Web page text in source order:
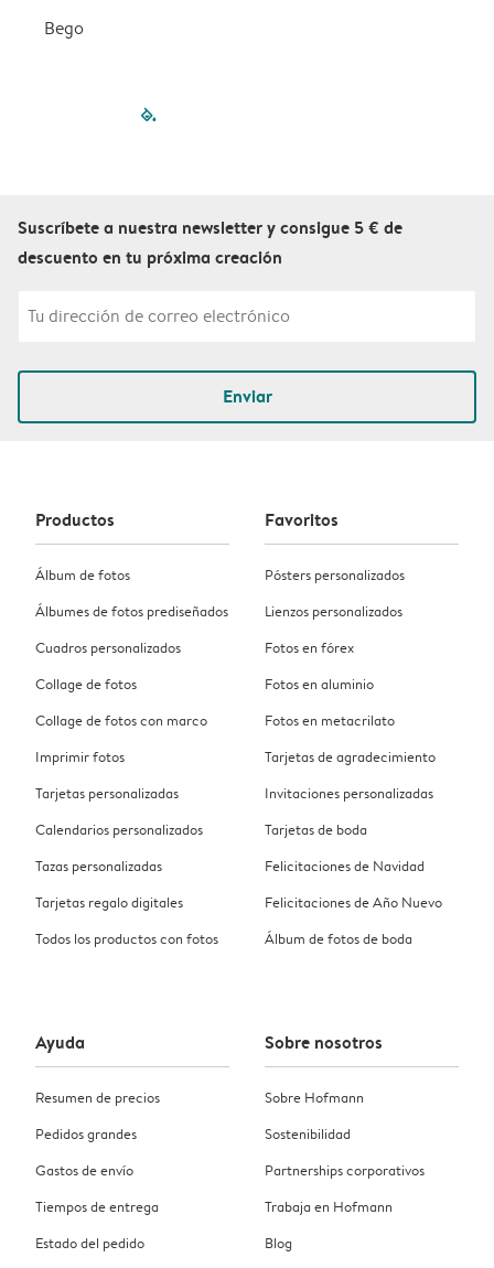
Bego
filled-pagination
Suscríbete a nuestra newsletter y consigue 5 € de
descuento en tu próxima creación
Enviar
Productos
Álbum de fotos
Álbumes de fotos prediseñados
Cuadros personalizados
Collage de fotos
Collage de fotos con marco
Imprimir fotos
Tarjetas personalizadas
Calendarios personalizados
Tazas personalizadas
Tarjetas regalo digitales
Todos los productos con fotos
Favoritos
Pósters personalizados
Lienzos personalizados
Fotos en fórex
Fotos en aluminio
Fotos en metacrilato
Tarjetas de agradecimiento
Invitaciones personalizadas
Tarjetas de boda
Felicitaciones de Navidad
Felicitaciones de Año Nuevo
Álbum de fotos de boda
Ayuda
Resumen de precios
Pedidos grandes
Gastos de envío
Tiempos de entrega
Estado del pedido
Sobre nosotros
Sobre Hofmann
Sostenibilidad
Partnerships corporativos
Trabaja en Hofmann
Blog